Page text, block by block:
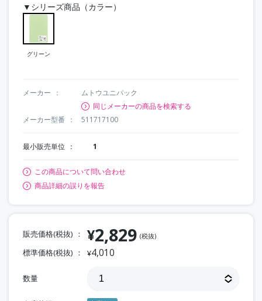
▼シリーズ商品（カラー）
グリーン
メーカー
ムトウユニパック
同じメーカーの商品を検索する
メーカー型番
511717100
最小販売単位 1
この商品について問い合わせ
商品詳細の誤りを報告
販売価格(税抜) ¥2,829 (税抜)
標準価格(税抜) ¥4,010
数量